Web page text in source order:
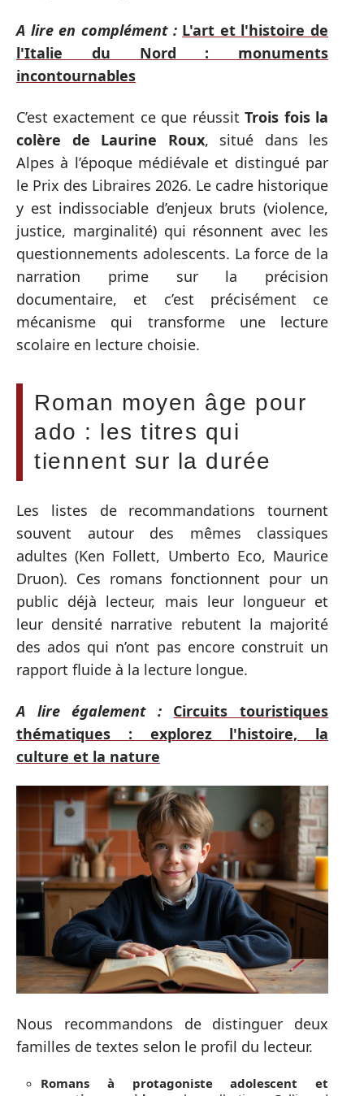
A lire en complément : L'art et l'histoire de
l'Italie du Nord : monuments
incontournables
C’est exactement ce que réussitTrois fois la
colère de Laurine Roux, situé dans les
Alpes à l’époque médiévale et distingué par
le Prix des Libraires 2026. Le cadre historique
y est indissociable d’enjeux bruts (violence,
justice, marginalité) qui résonnent avec les
questionnements adolescents. La force de la
narration prime sur la précision
documentaire, et c’est précisément ce
mécanisme qui transforme une lecture
scolaire en lecture choisie.
Roman moyen âge pour
ado : les titres qui
tiennent sur la durée
Les listes de recommandations tournent
souvent autour des mêmes classiques
adultes (Ken Follett, Umberto Eco, Maurice
Druon). Ces romans fonctionnent pour un
public déjà lecteur, mais leur longueur et
leur densité narrative rebutent la majorité
des ados qui n’ont pas encore construit un
rapport fluide à la lecture longue.
A lire également :
Circuits touristiques
thématiques : explorez l'histoire, la
culture et la nature
Nous recommandons de distinguer deux
familles de textes selon le profil du lecteur.
Romans à protagoniste adolescent et